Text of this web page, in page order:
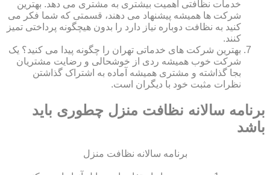
خدمات نظافتی اهمیت بیشتری به مشتری می دهد. بهترین
شرکت ها همیشه پیشنهاد می دهند، قسمتی که شما فکر می
کنید به نظافت دوباره نیاز دارد را بدون هیچگونه پرداختی تمیز
کنند.
بهترین شرکت های خدماتی تهران را چگونه پیدا می کنید؟ یک
شرکت خوب همیشه ردی از خوشحالی و رضایت مشتریان
بجا گذاشته و مشتری همیشه آماده به اشتراک گذاشتن
نظرات مثبت خود با دیگران است.
برنامه سالانه نظافت منزل چطوری باید
باشد
برنامه سالانه نظافت منزل